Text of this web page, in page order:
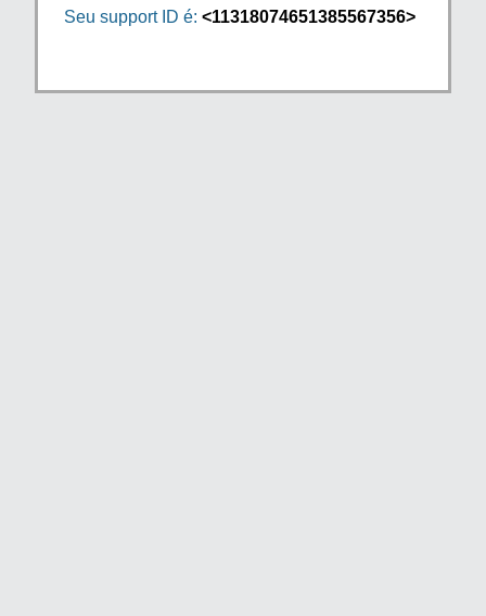
Seu support ID é: <11318074651385567356>